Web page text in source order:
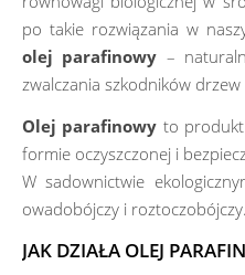
po takie rozwiązania w
olej parafinowy –
zwalczania szkodników
Olej parafinowy to
formie oczyszczonej i
W sadownictwie
owadobójczy i
JAK DZIAŁA OLEJ